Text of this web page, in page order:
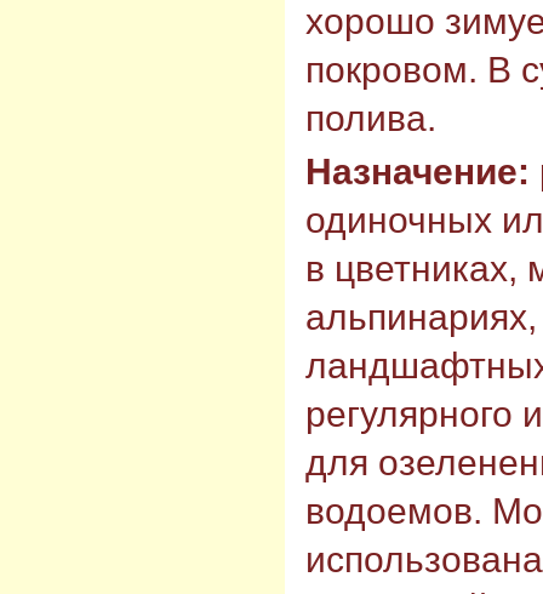
хорошо
покровом. В
полива.
Назначение:
одиночных
в цветниках,
регулярного
для
водоемов.